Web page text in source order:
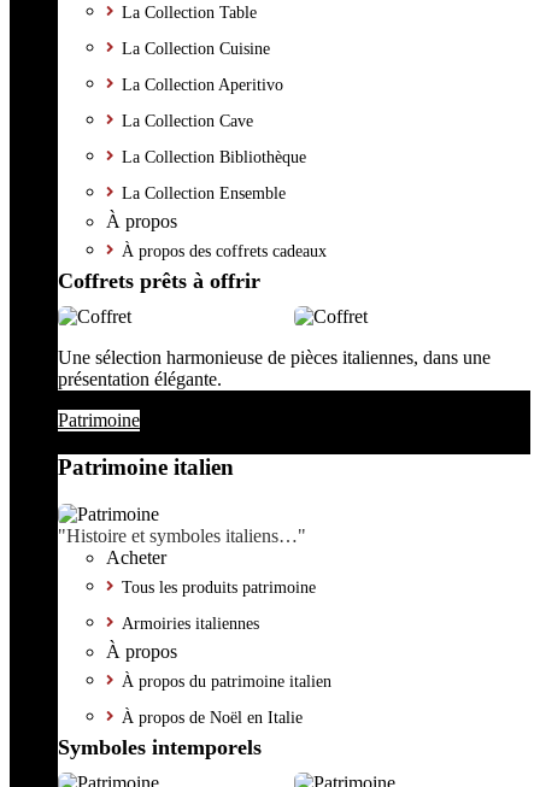
La Collection Table
La Collection Cuisine
La Collection Aperitivo
La Collection Cave
La Collection Bibliothèque
La Collection Ensemble
À propos
À propos des coffrets cadeaux
Coffrets prêts à offrir
Une sélection harmonieuse de pièces italiennes, dans une
présentation élégante.
Patrimoine
Patrimoine italien
"Histoire et symboles italiens…"
Acheter
Tous les produits patrimoine
Armoiries italiennes
À propos
À propos du patrimoine italien
À propos de Noël en Italie
Symboles intemporels